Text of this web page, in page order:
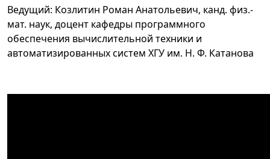
Ведущий: Козлитин Роман Анатольевич, канд. физ.-
мат. наук, доцент кафедры программного
обеспечения вычислительной техники и
автоматизированных систем ХГУ им. Н. Ф. Катанова